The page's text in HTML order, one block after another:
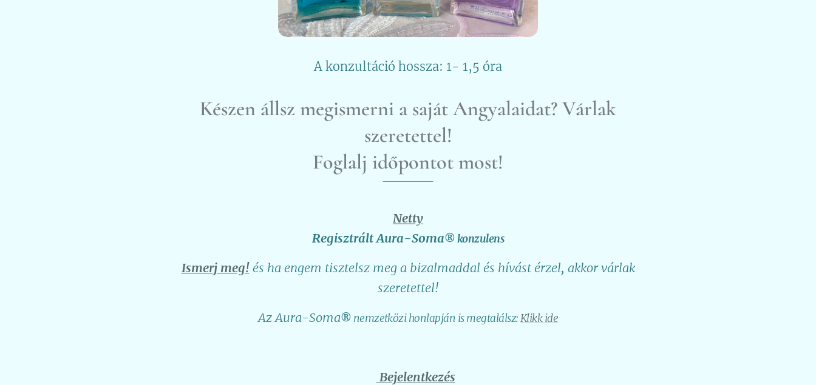
A konzultáció hossza: 1- 1,5 óra
Készen állsz megismerni a saját Angyalaidat? Várlak
szeretettel!
Foglalj időpontot most!
Netty
Regisztrált Aura-Soma®konzulens
Ismerj meg! és ha engem tisztelsz meg a bizalmaddal és hívást érzel, akkor várlak
szeretettel!
Az Aura-Soma® nemzetközi honlapján is megtalálsz:Klikk ide
Bejelentkezés